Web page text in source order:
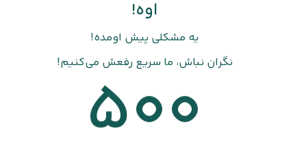
اوه!
یه مشکلی پیش اومده!
نگران نباش، ما سریع رفعش می‌کنیم!
500